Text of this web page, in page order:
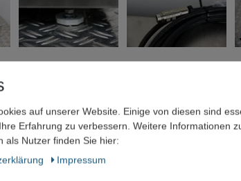
aus Edelstahl von Minebea Intec mit ATEX-
Bereichen (Zone 2). Das Gerät trägt die Schutzart
sowie in der Prozesswagetechnik unter Ex-
auf unserer Website. Einige von diesen sind
Erfahrung zu verbessern. Weitere Informationen
als Nutzer finden Sie hier:
Impressum